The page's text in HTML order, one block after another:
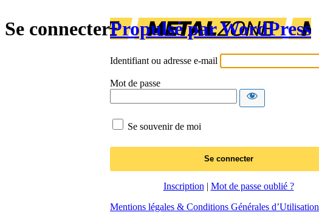
Se connecterPropulsé par WordPress
Identifiant ou adresse e-mail
Mot de passe
Se souvenir de moi
Inscription | Mot de passe oublié ?
Mentions légales & Conditions Générales d’Utilisation